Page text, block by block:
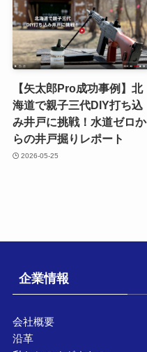
【矢太郎Pro成功事例】北
海道で親子三代DIY打ち込
み井戸に挑戦！水道ゼロか
らの井戸掘りレポート
2026-05-25
企業情報
会社概要
沿革